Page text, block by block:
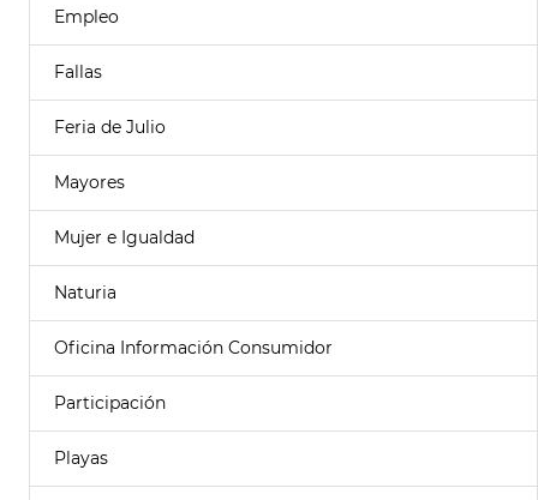
Empleo
Fallas
Feria de Julio
Mayores
Mujer e Igualdad
Naturia
Oficina Información Consumidor
Participación
Playas